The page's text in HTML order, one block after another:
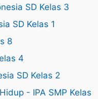
SD Kelas 3
SD Kelas 1
8
4
SD Kelas 2
- IPA SMP Kelas